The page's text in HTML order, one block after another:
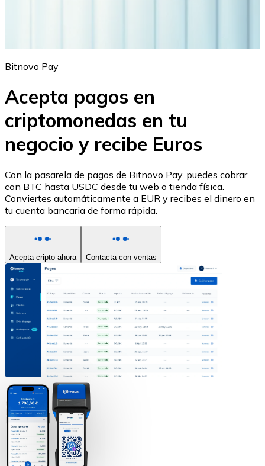
Bitnovo Pay
Acepta pagos en
criptomonedas en tu
negocio y recibe Euros
Con la pasarela de pagos de Bitnovo Pay, puedes cobrar
con BTC hasta USDC desde tu web o tienda física.
Conviertes automáticamente a EUR y recibes el dinero en
tu cuenta bancaria de forma rápida.
Acepta cripto ahora Contacta con ventas